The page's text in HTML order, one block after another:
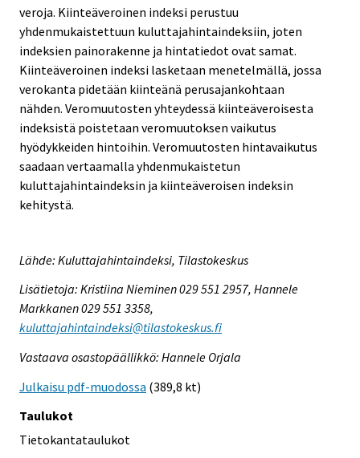
veroja. Kiinteäveroinen indeksi perustuu
yhdenmukaistettuun kuluttajahintaindeksiin, joten
indeksien painorakenne ja hintatiedot ovat samat.
Kiinteäveroinen indeksi lasketaan menetelmällä, jossa
verokanta pidetään kiinteänä perusajankohtaan
nähden. Veromuutosten yhteydessä kiinteäveroisesta
indeksistä poistetaan veromuutoksen vaikutus
hyödykkeiden hintoihin. Veromuutosten hintavaikutus
saadaan vertaamalla yhdenmukaistetun
kuluttajahintaindeksin ja kiinteäveroisen indeksin
kehitystä.
Lähde: Kuluttajahintaindeksi, Tilastokeskus
Lisätietoja: Kristiina Nieminen 029 551 2957, Hannele
Markkanen 029 551 3358,
kuluttajahintaindeksi@tilastokeskus.fi
Vastaava osastopäällikkö: Hannele Orjala
Julkaisu pdf-muodossa (389,8 kt)
Taulukot
Tietokantataulukot